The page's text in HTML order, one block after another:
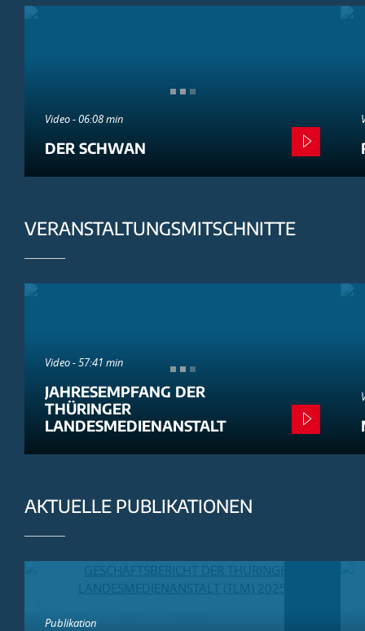
Video - 06:08 min
DER SCHWAN
VERANSTALTUNGSMITSCHNITTE
Video - 57:41 min
JAHRESEMPFANG DER
THÜRINGER
LANDESMEDIENANSTALT
AKTUELLE PUBLIKATIONEN
Publikation